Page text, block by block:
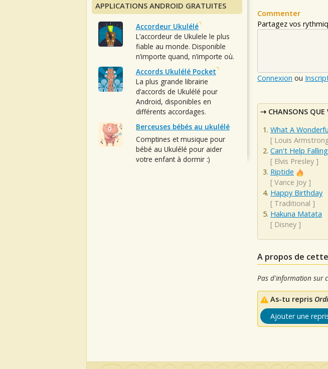
Commenter
Partagez vos
Connexion ou
CHANSONS QUE
What A
[ Louis
Can't Help
[ Elvis Presley ]
Riptide
[ Vance Joy ]
Happy Birthday
[ Traditional ]
Hakuna Matata
[ Disney ]
A propos de
Pas d'information sur
As-tu repris
Ajouter une
APPLICATIONS ANDROID GRATUITES
Accordeur Ukulélé
L’accordeur de Ukulele le plus
fiable au monde. Disponible
n’importe quand, n’importe où.
Accords Ukulélé Pocket
La plus grande librairie
d’accords de Ukulélé pour
Android, disponibles en
différents accordages.
Berceuses bébés au ukulélé
Comptines et musique pour
bébé au Ukulélé pour aider
votre enfant à dormir :)